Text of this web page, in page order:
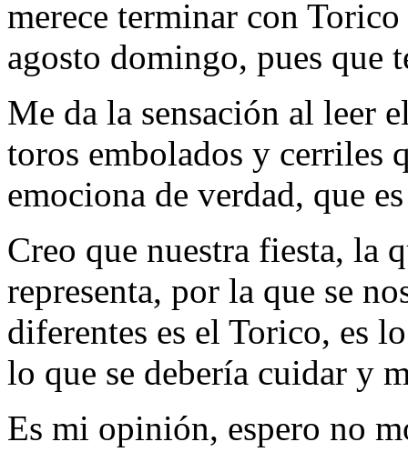
merece terminar con
agosto domingo, pues que
Me da la sensación al leer
toros embolados y cerriles
emociona de verdad, que
Creo que nuestra fiesta, la
representa, por la que se
diferentes es el Torico, es
lo que se debería cuidar y
Es mi opinión, espero no